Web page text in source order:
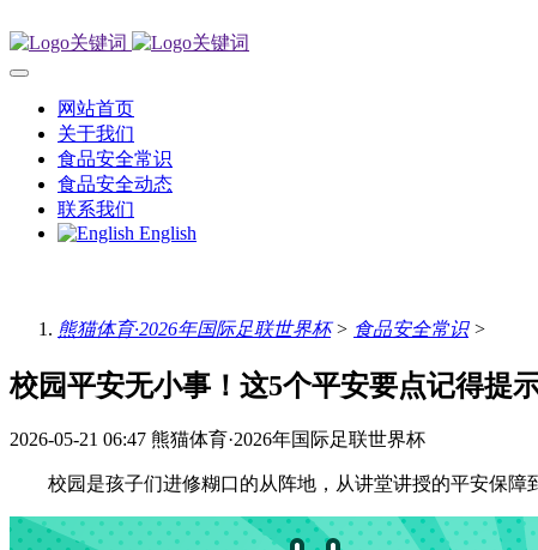
网站首页
关于我们
食品安全常识
食品安全动态
联系我们
English
熊猫体育·2026年国际足联世界杯> 食品安全常识>
校园平安无小事！这5个平安要点记得提
2026-05-21 06:47 熊猫体育·2026年国际足联世界杯
校园是孩子们进修糊口的从阵地，从讲堂讲授的平安保障